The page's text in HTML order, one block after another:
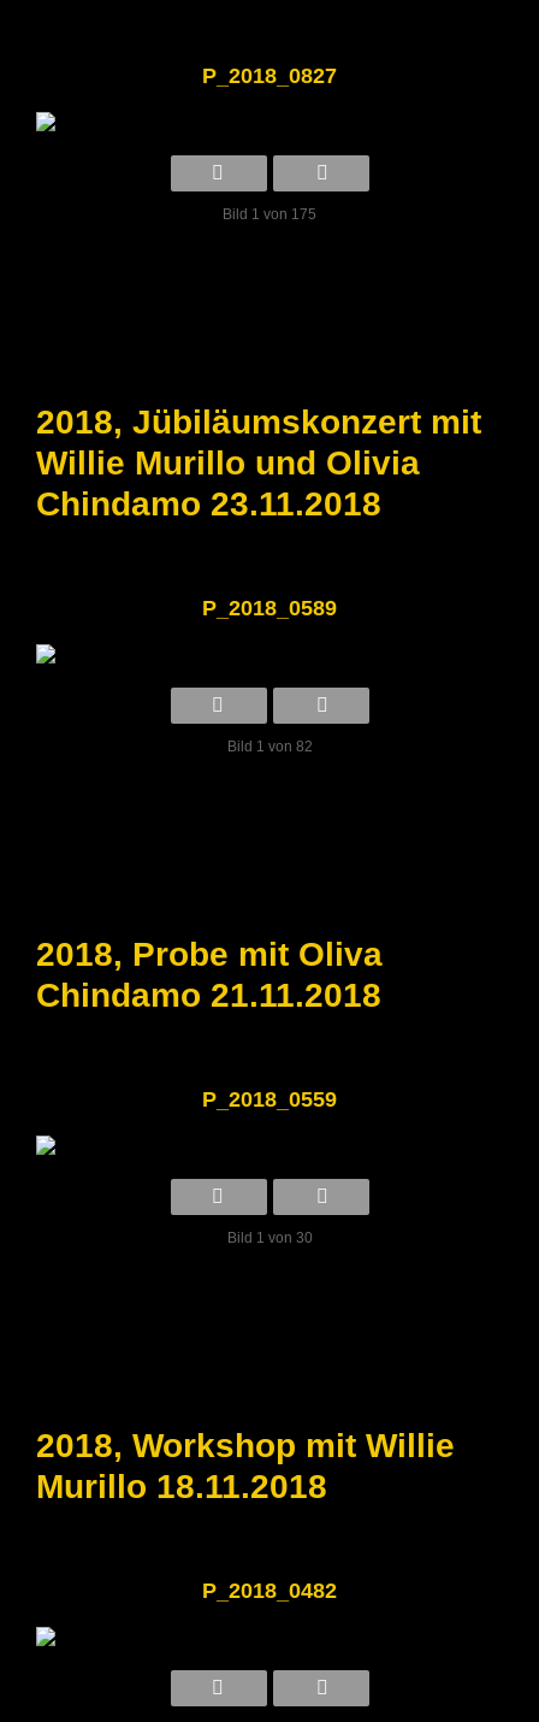
P_2018_0827
Bild 1 von 175
2018, Jübiläumskonzert mit
Willie Murillo und Olivia
Chindamo 23.11.2018
P_2018_0589
Bild 1 von 82
2018, Probe mit Oliva
Chindamo 21.11.2018
P_2018_0559
Bild 1 von 30
2018, Workshop mit Willie
Murillo 18.11.2018
P_2018_0482